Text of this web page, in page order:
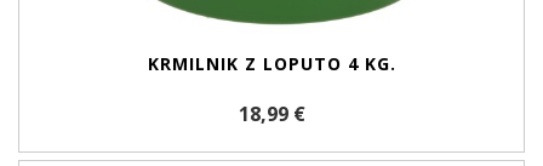
KRMILNIK Z LOPUTO 4 KG.
18,99 €